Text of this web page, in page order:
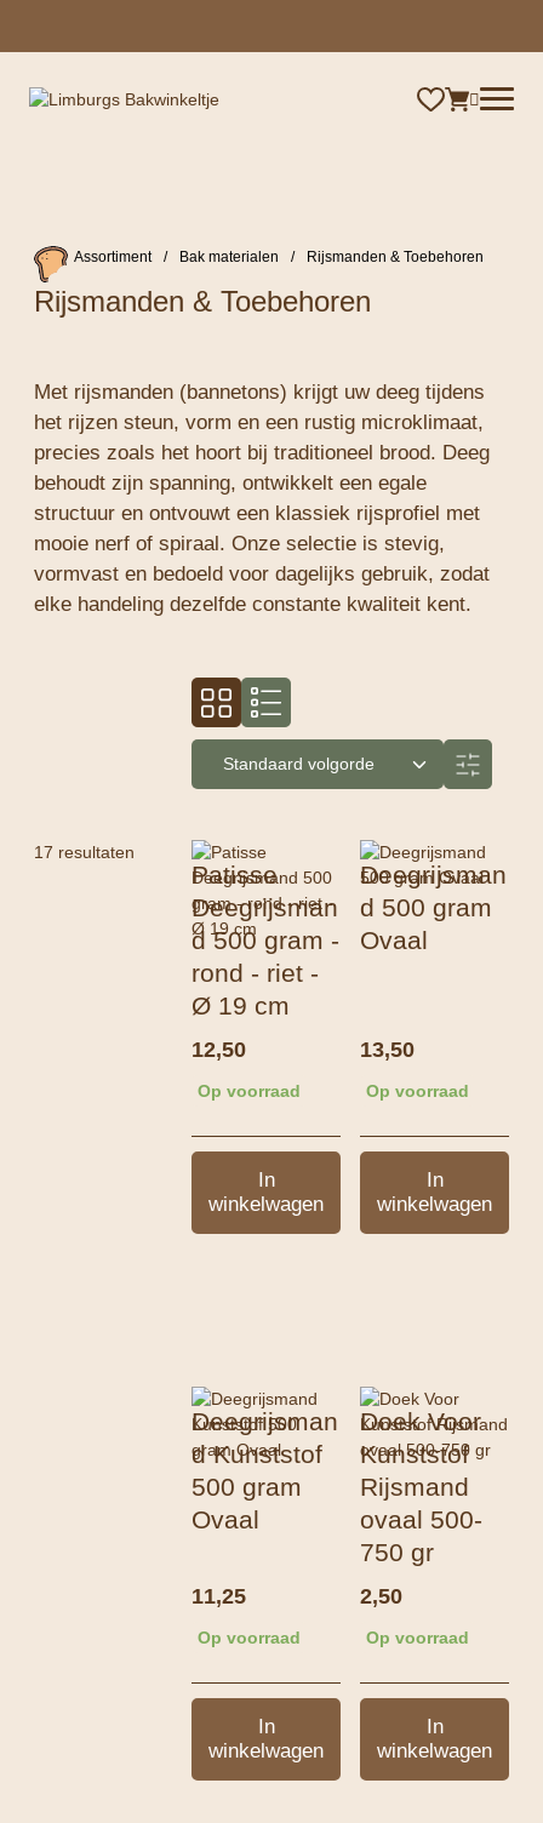
Assortiment / Bak materialen / Rijsmanden & Toebehoren
Rijsmanden & Toebehoren
Met rijsmanden (bannetons) krijgt uw deeg tijdens
het rijzen steun, vorm en een rustig microklimaat,
precies zoals het hoort bij traditioneel brood. Deeg
behoudt zijn spanning, ontwikkelt een egale
structuur en ontvouwt een klassiek rijsprofiel met
mooie nerf of spiraal. Onze selectie is stevig,
vormvast en bedoeld voor dagelijks gebruik, zodat
elke handeling dezelfde constante kwaliteit kent.
17 resultaten
Patisse
Deegrijsman
d 500 gram -
rond - riet -
Ø 19 cm
12,50
Op voorraad
In
winkelwagen
Deegrijsman
d 500 gram
Ovaal
13,50
Op voorraad
In
winkelwagen
Deegrijsman
d Kunststof
500 gram
Ovaal
11,25
Op voorraad
In
winkelwagen
Doek Voor
Kunststof
Rijsmand
ovaal 500-
750 gr
2,50
Op voorraad
In
winkelwagen